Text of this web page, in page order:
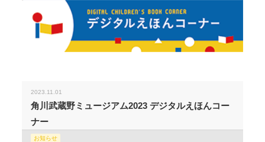
2023.11.01
角川武蔵野ミュージアム2023 デジタルえほんコー
ナー
お知らせ